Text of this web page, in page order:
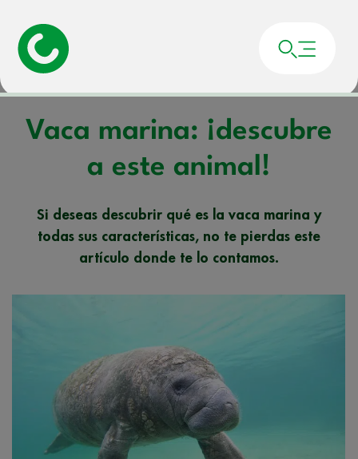
Portada»
Vaca marina: ¡descubre
a este animal!
Si deseas descubrir qué es la vaca marina y
todas sus características, no te pierdas este
artículo donde te lo contamos.